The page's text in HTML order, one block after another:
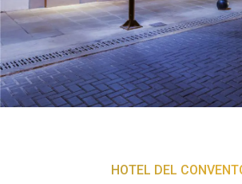
EVENTOS
SALTA
HOTEL DEL